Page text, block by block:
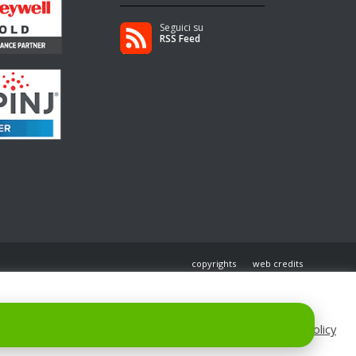
Seguici su
RSS Feed
copyrights web credits
Cookie Policy